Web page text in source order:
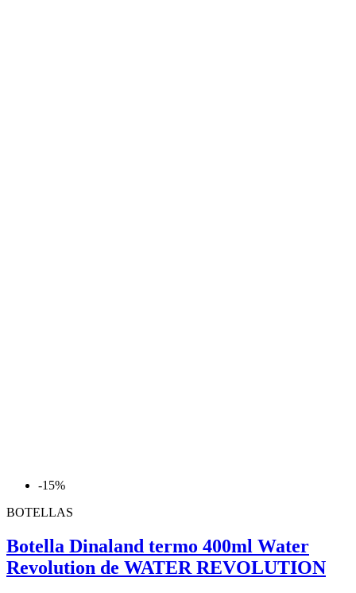
-15%
BOTELLAS
Botella Dinaland termo 400ml Water
Revolution de WATER REVOLUTION